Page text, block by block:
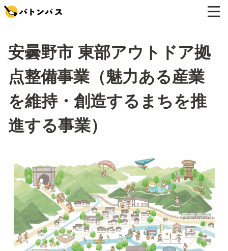
安曇野市 東部アウトドア拠
点整備事業（魅力ある産業
を維持・創造するまちを推
進する事業）